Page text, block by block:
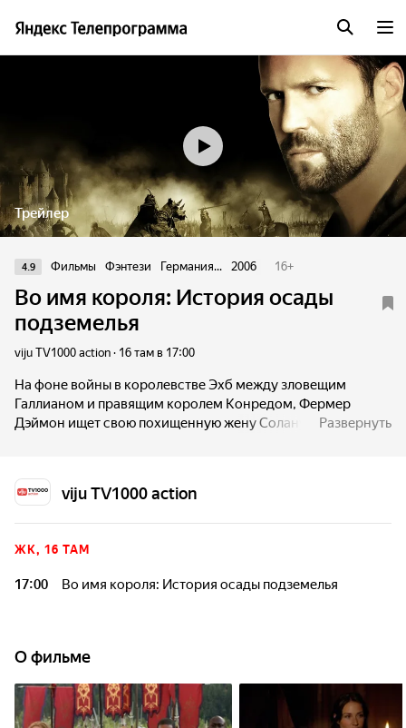
Трейлер
4.9 Фильмы Фэнтези Германия... 2006 16+
Во имя короля: История осады
подземелья
viju TV1000 action · 16 там в 17:00
На фоне войны в королевстве Эхб между зловещим
Галлианом и правящим королем Конредом, Фермер
Дэймон ищет свою похищенную жену Солану и попутно
Развернуть
viju TV1000 action
ЖК, 16 ТАМ
17:00 Во имя короля: История осады подземелья
О фильме